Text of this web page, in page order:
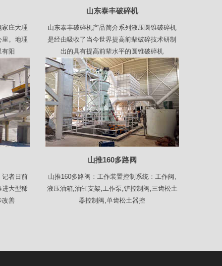
庄大理
。地理
阳
山东泰丰破碎机
山东泰丰破碎机产品简介系列液压圆锥破碎机
是经由吸收了当今世界提高前辈破碎技术研制
出的具有提高前辈水平的圆锥破碎机
记者日前
进大型稀
改善
山推160多路阀
山推160多路阀：工作装置控制系统：工作阀,
液压油箱,油缸支架,工作泵,铲控制阀,三齿松土
器控制阀,单齿松土器控